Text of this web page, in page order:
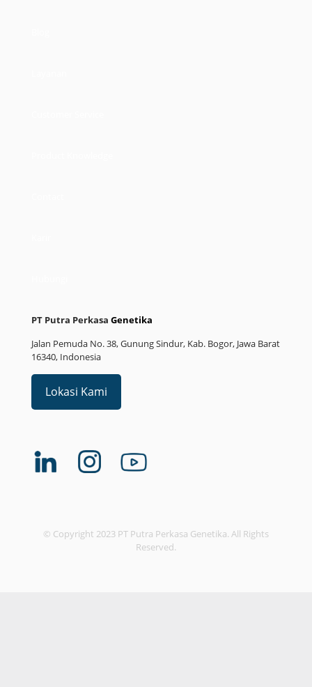
PT Putra Perkasa Genetika
Jalan Pemuda No. 38, Gunung Sindur, Kab. Bogor, Jawa Barat
16340, Indonesia
Lokasi Kami
© Copyright 2023 PT Putra Perkasa Genetika. All Rights
Reserved.